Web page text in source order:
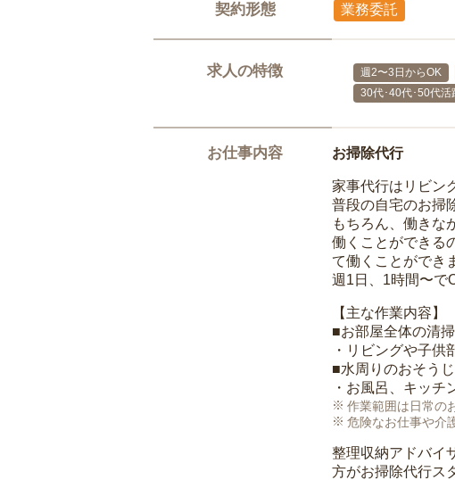
契約形態 業務委託
求人の特徴 週2〜3日からOK
30代･40代･50代活
お仕事内容 お掃除代行
家事代行はリビン
普段の自宅のお掃
もちろん、働きな
働くことができる
て働くことができ
週1日、1時間〜で
【主な作業内容】
■お部屋全体の清掃
・リビングや子
■水周りのおそうじ
・お風呂、キッチ
作業範囲は日常の
危険なお仕事や介
整理収納アドバイ
方がお掃除代行ス